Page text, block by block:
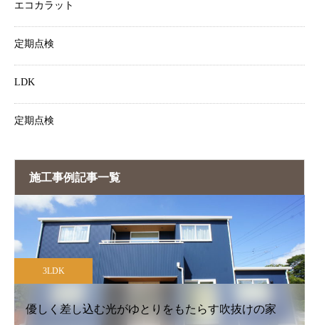
エコカラット
定期点検
LDK
定期点検
施工事例記事一覧
3LDK
妥協の入り込む余地のない究極のシンプル形状の家